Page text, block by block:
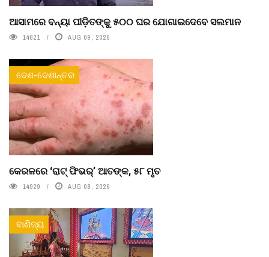
ଆସାମରେ ବନ୍ୟା ପୀଡ଼ିତଙ୍କୁ ୫୦୦ ଘର ଯୋଗାଇଦେବେ ସଲମାନ
14621 AUG 09, 2026
ଦେଶ-ଦେଶାନ୍ତର
କେରଳରେ ‘ରାଟ୍ ଫିଭର୍’ ଆତଙ୍କ, ୫୮ ମୃତ
14929 AUG 08, 2026
ବାଣିଜ୍ୟ